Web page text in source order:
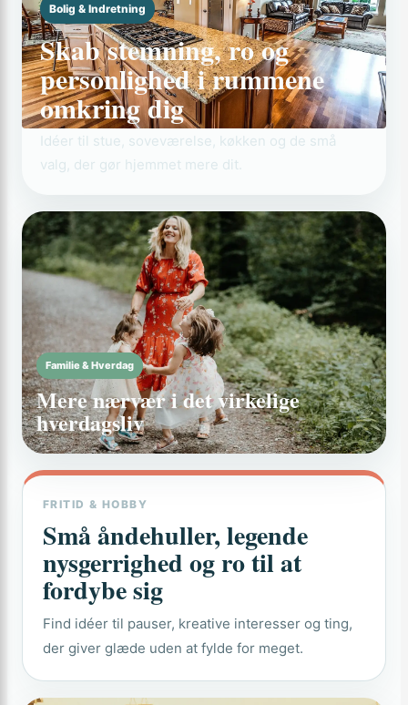
Bolig & Indretning
Skab stemning, ro og
personlighed i rummene
omkring dig
Idéer til stue, soveværelse, køkken og de små
valg, der gør hjemmet mere dit.
Familie & Hverdag
Mere nærvær i det virkelige
hverdagsliv
FRITID & HOBBY
Små åndehuller, legende
nysgerrighed og ro til at
fordybe sig
Find idéer til pauser, kreative interesser og ting,
der giver glæde uden at fylde for meget.